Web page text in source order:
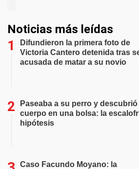
Noticias más leídas
Difundieron la primera foto de
Victoria Cantero detenida tras
acusada de matar a su novio
Paseaba a su perro y descubrió
cuerpo en una bolsa: la
hipótesis
Caso Facundo Moyano: la